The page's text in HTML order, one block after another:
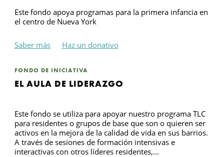
Este fondo apoya programas para la primera infancia en
el centro de Nueva York
Saber más Haz un donativo
FONDO DE INICIATIVA
EL AULA DE LIDERAZGO
Este fondo se utiliza para apoyar nuestro programa TLC
para residentes o grupos de base que son o quieren ser
activos en la mejora de la calidad de vida en sus barrios.
A través de sesiones de formación intensivas e
interactivas con otros líderes residentes,...